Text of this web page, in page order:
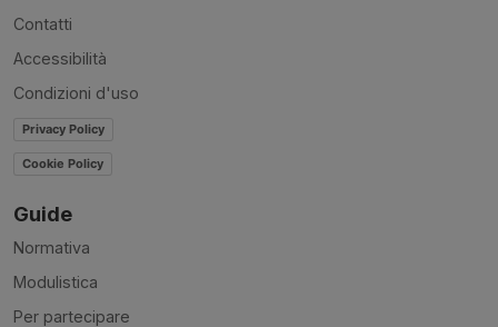
Contatti
Accessibilità
Condizioni d'uso
Privacy Policy
Cookie Policy
Guide
Normativa
Modulistica
Per partecipare